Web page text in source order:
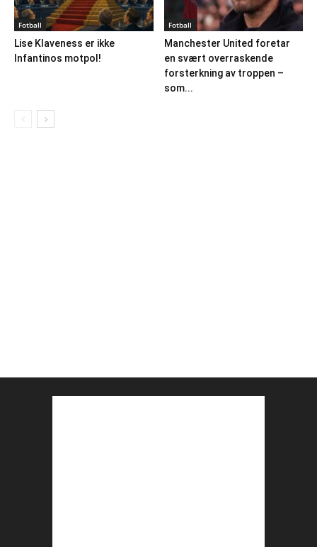
Fotball
Lise Klaveness er ikke
Infantinos motpol!
Fotball
Manchester United foretar
en svært overraskende
forsterkning av troppen –
som...